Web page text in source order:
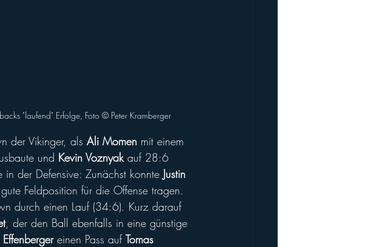
"laufend" Erfolge, Foto ©️ Peter Kramberger
der Vikinger, als Ali Momen mit einem
und Kevin Voznyak auf 28:6
der Defensive: Zunächst konnte Justin
Feldposition für die Offense tragen.
durch einen Lauf (34:6). Kurz darauf
, der den Ball ebenfalls in eine günstige
Effenberger einen Pass auf Tomas